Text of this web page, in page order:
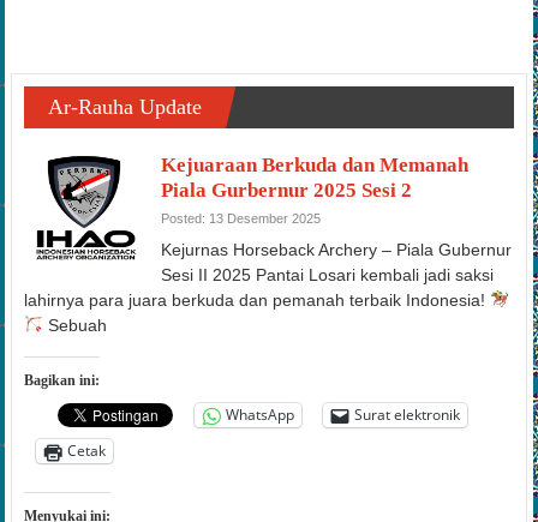
Ar-Rauha Update
Kejuaraan Berkuda dan Memanah
Piala Gurbernur 2025 Sesi 2
Posted: 13 Desember 2025
Kejurnas Horseback Archery – Piala Gubernur
Sesi II 2025 Pantai Losari kembali jadi saksi
lahirnya para juara berkuda dan pemanah terbaik Indonesia!
Sebuah
Bagikan ini:
WhatsApp
Surat elektronik
Cetak
Menyukai ini: